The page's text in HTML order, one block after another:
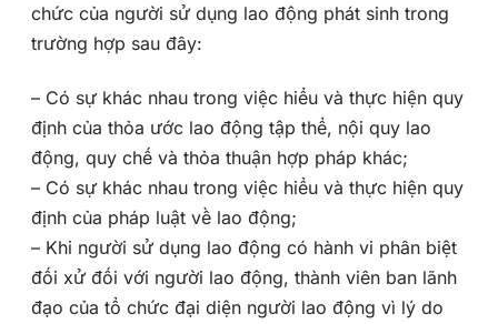
chức của người sử dụng lao động phát sinh trong
trường hợp sau đây:
– Có sự khác nhau trong việc hiểu và thực hiện quy
định của thỏa ước lao động tập thể, nội quy lao
động, quy chế và thỏa thuận hợp pháp khác;
– Có sự khác nhau trong việc hiểu và thực hiện quy
định của pháp luật về lao động;
– Khi người sử dụng lao động có hành vi phân biệt
đối xử đối với người lao động, thành viên ban lãnh
đạo của tổ chức đại diện người lao động vì lý do